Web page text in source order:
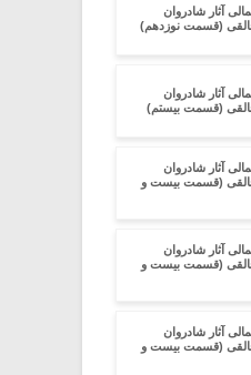
آثار شادروان
(قسمت نوزدهم)
آثار شادروان
(قسمت بیستم)
آثار شادروان
(قسمت بیست و
آثار شادروان
(قسمت بیست و
آثار شادروان
(قسمت بیست و